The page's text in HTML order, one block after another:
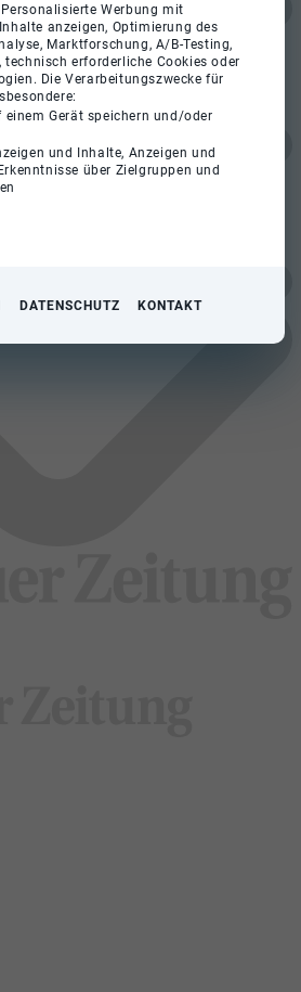
Personalisierte Werbung mit
anzeigen, Optimierung des
Marktforschung, A/B-Testing,
technisch erforderliche Cookies oder
Die Verarbeitungszwecke für
einem Gerät speichern und/oder
und Inhalte, Anzeigen und
über Zielgruppen und
DATENSCHUTZ KONTAKT